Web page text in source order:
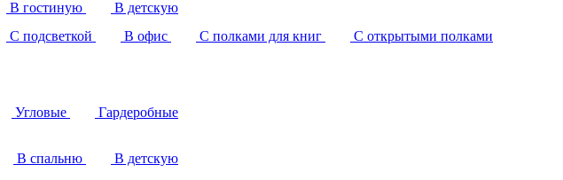
В гостиную
В детскую
С подсветкой В офис С полками для книг
С открытыми полками
Угловые Гардеробные
В спальню В детскую